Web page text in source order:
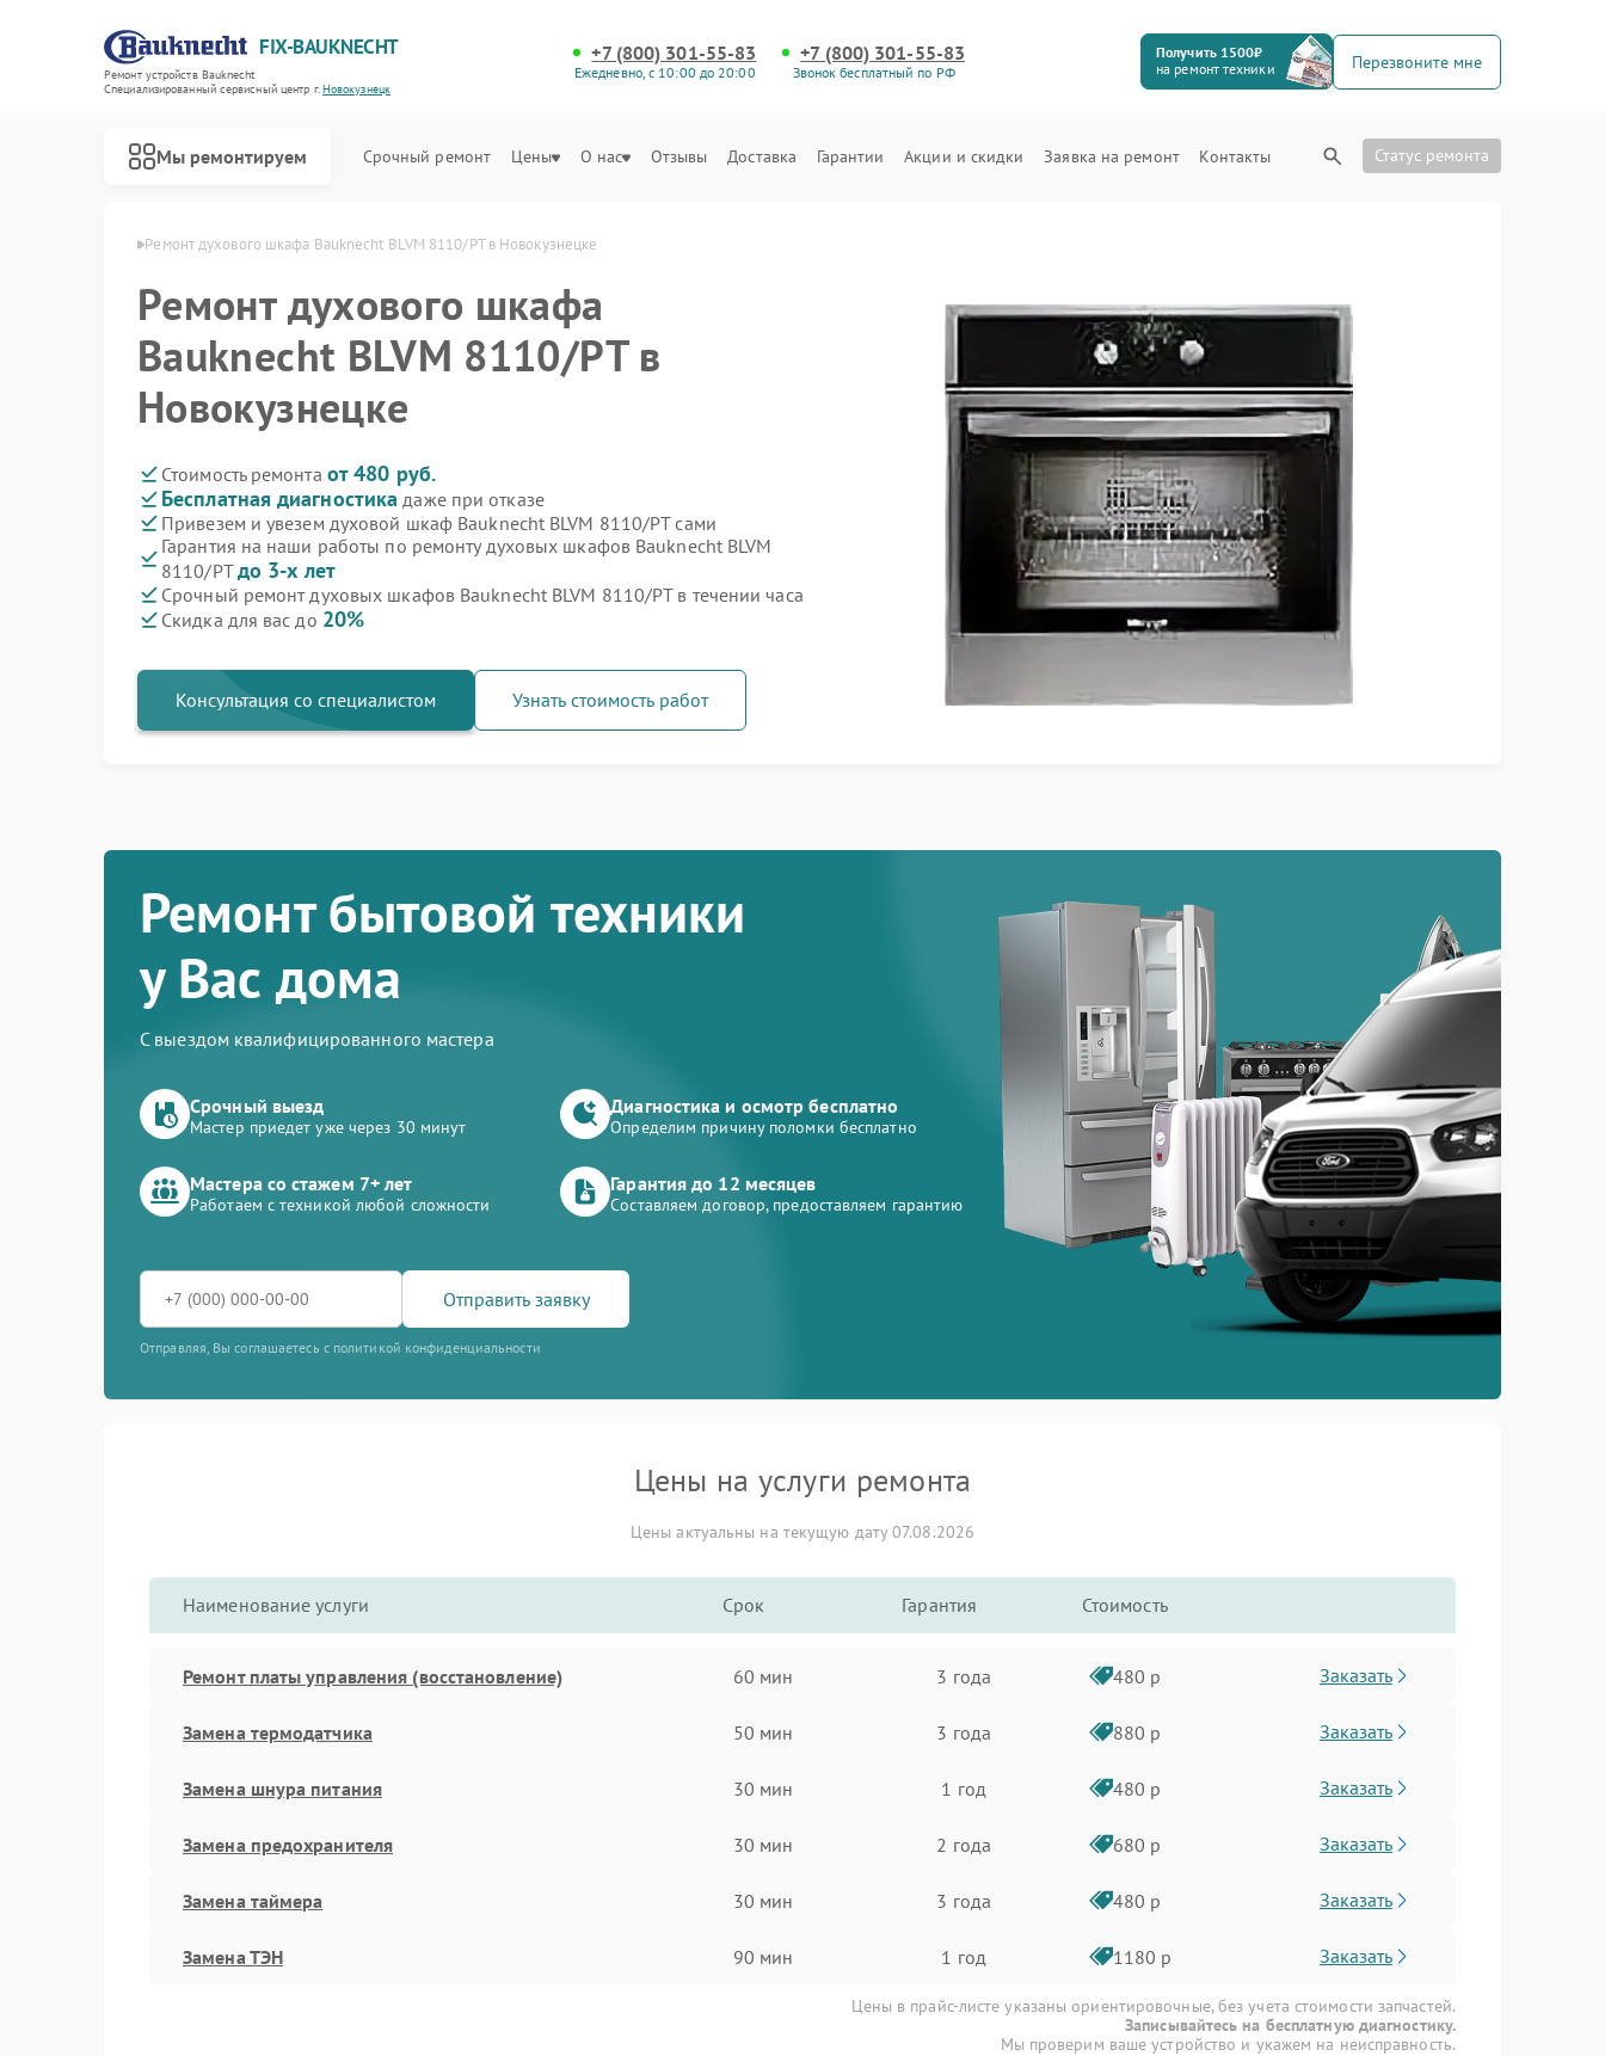
FIX-BAUKNECHT
Ремонт устройств Bauknecht
Специализированный cервисный центр г.Новокузнецк
+7 (800) 301-55-83
Ежедневно, с 10:00 до 20:00
+7 (800) 301-55-83
Звонок бесплатный по РФ
Получить 1500₽
на ремонт техники
Перезвоните мне
Мы ремонтируем Срочный ремонт Цены О нас Отзывы Доставка Гарантии Акции и скидки Заявка на ремонт Контакты Статус ремонта
в Новокузнецке Ремонт духового шкафа Bauknecht BLVM 8110/PT в Новокузнецке
Ремонт духового шкафа
Bauknecht BLVM 8110/PT в
Новокузнецке
Стоимость ремонта от 480 руб.
Бесплатная диагностика даже при отказе
Привезем и увезем духовой шкаф Bauknecht BLVM 8110/PT сами
Гарантия на наши работы по ремонту духовых шкафов Bauknecht BLVM
8110/PTдо 3-х лет
Срочный ремонт духовых шкафов Bauknecht BLVM 8110/PT в течении часа
Скидка для вас до 20%
Консультация со специалистом Узнать стоимость работ
Ремонт бытовой техники
у Вас дома
С выездом квалифицированного мастера
Срочный выезд
Мастер приедет уже через 30 минут
Диагностика и осмотр бесплатно
Определим причину поломки бесплатно
Мастера со стажем 7+ лет
Работаем с техникой любой сложности
Гарантия до 12 месяцев
Составляем договор, предоставляем гарантию
Отправить заявку
Отправляя, Вы соглашаетесь с политикой конфиденциальности
Цены на услуги ремонта
Цены актуальны на текущую дату 07.08.2026
Наименование услуги Срок Гарантия Стоимость
Ремонт платы управления (восстановление) 60 мин 3 года 480 р Заказать
Замена термодатчика 50 мин 3 года 880 р Заказать
Замена шнура питания 30 мин 1 год 480 р Заказать
Замена предохранителя 30 мин 2 года 680 р Заказать
Замена таймера 30 мин 3 года 480 р Заказать
Замена ТЭН 90 мин 1 год 1180 р Заказать
Цены в прайс-листе указаны ориентировочные, без учета стоимости запчастей.
Записывайтесь на бесплатную диагностику.
Мы проверим ваше устройство и укажем на неисправность.